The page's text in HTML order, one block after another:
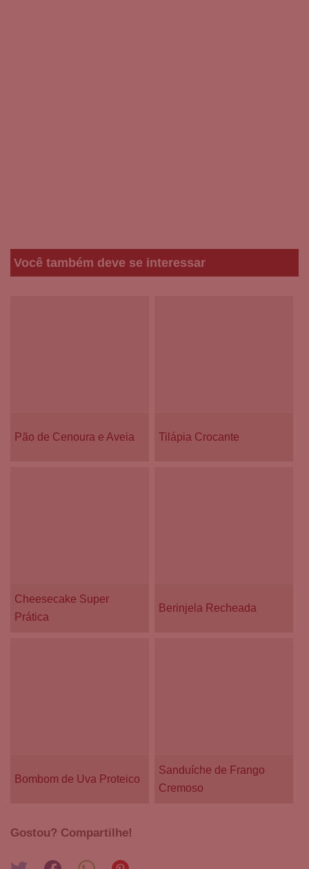
Você também deve se interessar
Pão de Cenoura e Aveia Tilápia Crocante
Cheesecake Super
Prática
Berinjela Recheada
Bombom de Uva Proteico
Sanduíche de Frango
Cremoso
Gostou? Compartilhe!